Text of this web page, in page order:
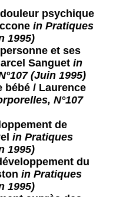
psychique
in Pratiques
1995)
et ses
Sanguet in
(Juin 1995)
bébé / Laurence
N°107
de
in Pratiques
1995)
du
in Pratiques
1995)